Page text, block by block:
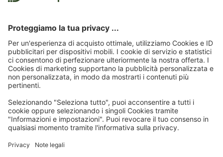
(incluso).
calendari. Utilizzabile più volte. Pagamento in contanti non previsto. Non
cumulabile con ulteriori iniziative promozionali. Valido fino al 31/08/2026
compreso
3Riceverai prima un’e-mail da cui confermare la tua iscrizione alla newsletter con
un semplice clic. Solo allora ti invieremo il codice sconto e la prossima newsletter.
Puoi naturalmente annullare la registrazione in qualsiasi momento. Utilizzabile
sconto: 150 CHF sul valore dell'ordine (al netto). Pagamento in contanti non
previsto. L’offerta non può essere cumulata con altre promozioni o codici sconto.
buono è valido per sei settimane dalla ricezione.
calendari. Utilizzabile più volte. Pagamento in contanti non previsto. Non